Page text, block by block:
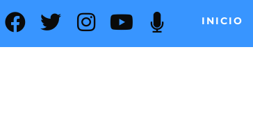
INICIO